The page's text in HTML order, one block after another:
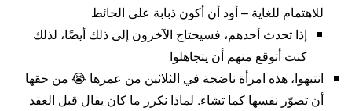
للاهتمام للغاية – أود أن أكون ذبابة على الحائط
إذا تحدث أحدهم، فسيحتاج الآخرون إلى ذلك أيضًا، لذلك
كنت أتوقع منهم أن يتجاهلوا
انتبهوا، هذه امرأة ناضجة في الثلاثين من عمرها 😭 من حقها
أن تصوّر نفسها كما تشاء. لماذا نكرر ما كان يقال قبل العقد